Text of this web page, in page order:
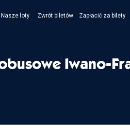
Nasze loty Zwrót biletów Zapłacić za bilety
Iwano-